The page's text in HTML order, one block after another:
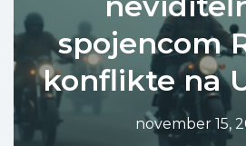
spojencom
konflikte na
november 15,